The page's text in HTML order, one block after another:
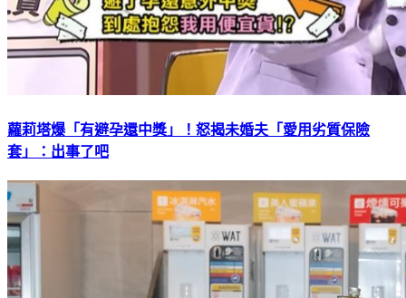
蘿莉塔爆「有避孕還中獎」！怒揭未婚夫「愛用劣質保險
套」：出事了吧